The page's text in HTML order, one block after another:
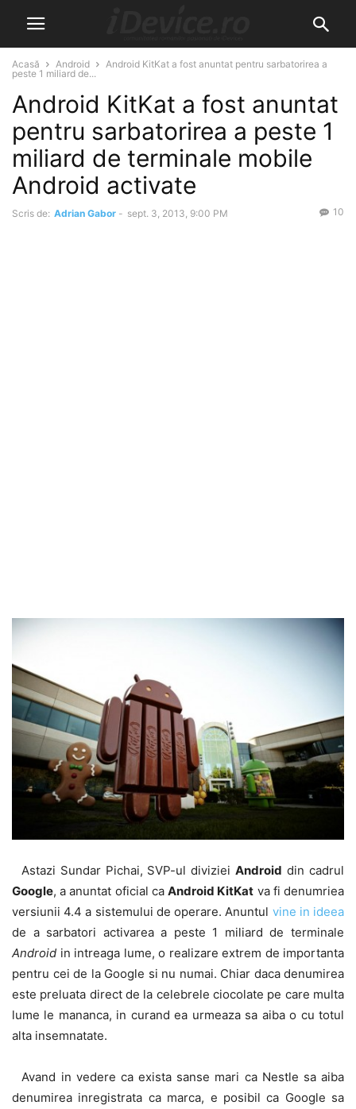
Acasă Android
Android KitKat a fost anuntat pentru sarbatorirea a
peste 1 miliard de...
Android KitKat a fost anuntat
pentru sarbatorirea a peste 1
miliard de terminale mobile
Android activate
Scris de: Adrian Gabor - sept. 3, 2013, 9:00 PM 10
Astazi Sundar Pichai, SVP-ul divizieiAndroid din cadrul
Google, a anuntat oficial caAndroid KitKat va fi denumriea
versiunii 4.4 a sistemului de operare. Anuntul vine in ideea
de a sarbatori activarea a peste 1 miliard de terminale
Android in intreaga lume, o realizare extrem de importanta
pentru cei de la Google si nu numai. Chiar daca denumirea
este preluata direct de la celebrele ciocolate pe care multa
lume le mananca, in curand ea urmeaza sa aiba o cu totul
alta insemnatate.
Avand in vedere ca exista sanse mari ca Nestle sa aiba
denumirea inregistrata ca marca, e posibil ca Google sa